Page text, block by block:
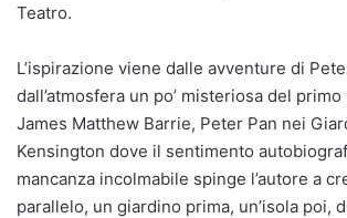
Teatro.
L’ispirazione viene dalle avventure di
dall’atmosfera un po’ misteriosa del
James Matthew Barrie, Peter Pan nei
Kensington dove il sentimento
mancanza incolmabile spinge l’autore a
parallelo, un giardino prima, un’isola poi,